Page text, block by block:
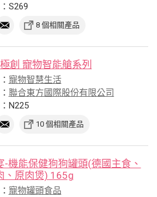
S269
8 個相關產品
創 寵物智能艙系列
寵物智慧生活
聯合東方國際股份有限公司
N225
10 個相關產品
-機能保健狗狗罐頭(德國主食、
、原肉煲) 165g
寵物罐頭食品